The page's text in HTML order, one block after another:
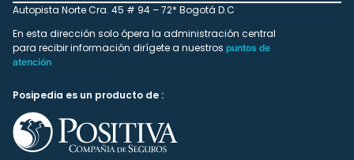
Autopista Norte Cra. 45 # 94 – 72* Bogotá D.C
En esta dirección solo ópera la administración central
para recibir información dirígete a nuestros puntos de
atención
Posipedia es un producto de :